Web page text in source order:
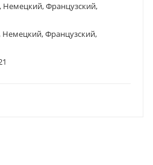
Немецкий, Французский,
Немецкий, Французский,